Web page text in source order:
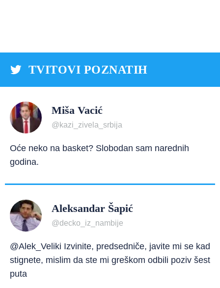
TVITOVI POZNATIH
Miša Vacić
@kazi_zivela_srbija
Oće neko na basket? Slobodan sam narednih
godina.
Aleksandar Šapić
@decko_iz_nambije
@Alek_Veliki Izvinite, predsedniče, javite mi se kad
stignete, mislim da ste mi greškom odbili poziv šest
puta